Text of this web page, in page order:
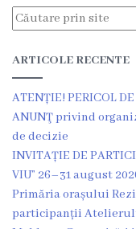
încasate
Întreprinderi
subordonate
Grădinița
nr.1
,,Leagănul
copilăriei”
ARTICOLE RECENTE
ATENȚIE! PERICOL
ANUNŢ privind
de decizie
INVITAȚIE DE
VIU” 26–31 august
Primăria orașului
participanții